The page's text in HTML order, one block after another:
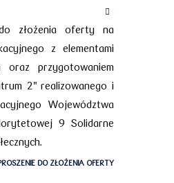
złożenia oferty na
z elementami
przygotowaniem
2" realizowanego i
Województwa
9 Solidarne
DO ZŁOŻENIA OFERTY